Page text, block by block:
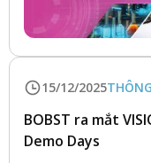
15/12/2025
BOBST ra mắt
Demo Days